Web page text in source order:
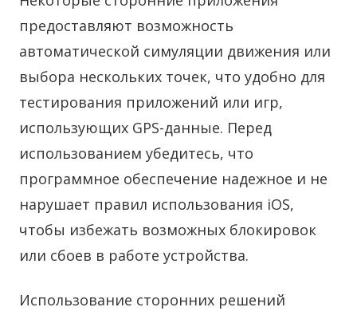
предоставляют возможность
автоматической симуляции движения или
выбора нескольких точек, что удобно для
тестирования приложений или игр,
использующих GPS-данные. Перед
использованием убедитесь, что
программное обеспечение надежное и не
нарушает правил использования iOS,
чтобы избежать возможных блокировок
или сбоев в работе устройства.
Использование сторонних решений